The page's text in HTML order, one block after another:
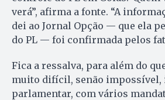
verá”, afirma a fonte. “A
dei ao Jornal Opção — que ela
do PL — foi confirmada pelos
Fica a ressalva, para além do
muito difícil, senão impossível,
parlamentar, com vários